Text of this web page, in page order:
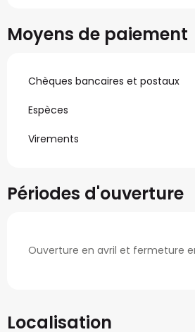
Moyens de paiement
Chèques bancaires et postaux
Espèces
Virements
Périodes d'ouverture
Ouverture en avril et fermeture
Localisation